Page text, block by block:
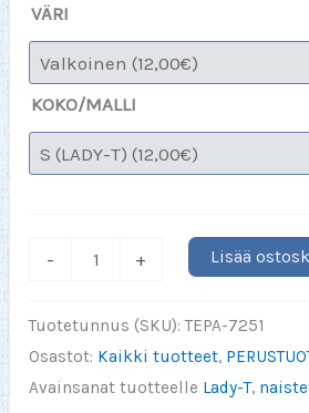
VÄRI
KOKO/MALLI
- + Lisää
Tuotetunnus (SKU):TEPA-7251
Osastot: Kaikki tuotteet,
Avainsanat tuotteelle Lady-T,